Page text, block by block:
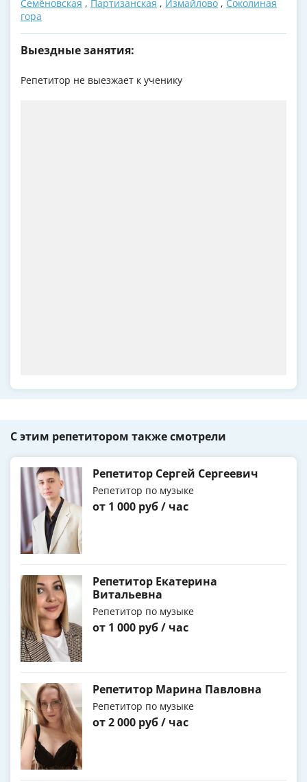
Семёновская , Партизанская , Измайлово , Соколиная
гора
Выездные занятия:
Репетитор не выезжает к ученику
С этим репетитором также смотрели
Репетитор Сергей Сергеевич
Репетитор по музыке
от 1 000 руб / час
Репетитор Екатерина
Витальевна
Репетитор по музыке
от 1 000 руб / час
Репетитор Марина Павловна
Репетитор по музыке
от 2 000 руб / час